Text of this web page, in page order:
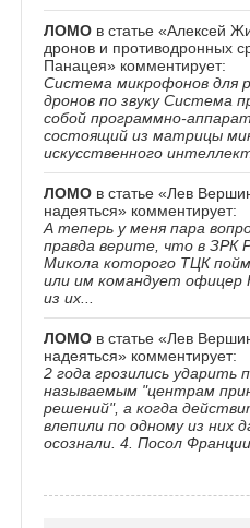
ЛОМО в статье «Алексей
дронов и противодронных
Панацея» комментирует:
Система микрофонов для
дронов по звуку Система
собой программно-
состоящий из матрицы
искусственного
ЛОМО в статье «Лев
надеяться» комментирует:
А теперь у меня пара
правда верите, что в ЗРК
Микола которого ТЦК
или им командует офицер
из их...
ЛОМО в статье «Лев
надеяться» комментирует:
2 года грозились ударить
называемым "центрам
решений", а когда
влепили по одному из них
осознали. 4. Посол